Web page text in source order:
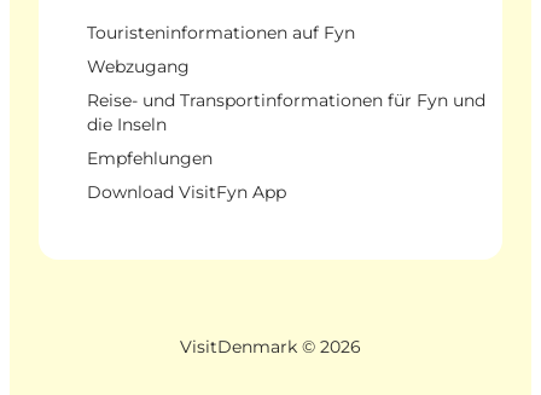
Touristeninformationen auf Fyn
Webzugang
Reise- und Transportinformationen für Fyn und
die Inseln
Empfehlungen
Download VisitFyn App
VisitDenmark © 2026